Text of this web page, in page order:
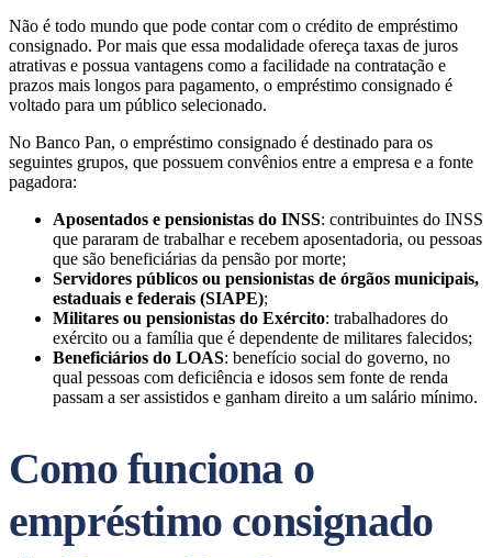
Não é todo mundo que pode contar com o crédito de empréstimo
consignado. Por mais que essa modalidade ofereça taxas de juros
atrativas e possua vantagens como a facilidade na contratação e
prazos mais longos para pagamento, o empréstimo consignado é
voltado para um público selecionado.
No Banco Pan, o empréstimo consignado é destinado para os
seguintes grupos, que possuem convênios entre a empresa e a fonte
pagadora:
Aposentados e pensionistas do INSS: contribuintes do INSS
que pararam de trabalhar e recebem aposentadoria, ou pessoas
que são beneficiárias da pensão por morte;
Servidores públicos ou pensionistas de órgãos municipais,
estaduais e federais (SIAPE);
Militares ou pensionistas do Exército: trabalhadores do
exército ou a família que é dependente de militares falecidos;
Beneficiários do LOAS: benefício social do governo, no
qual pessoas com deficiência e idosos sem fonte de renda
passam a ser assistidos e ganham direito a um salário mínimo.
Como funciona o
empréstimo consignado